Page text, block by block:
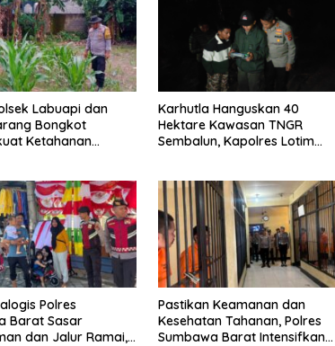
Labuapi dan
Bongkot
Ketahanan
Karhutla Hanguskan 40
Hektare Kawasan TNGR
Sembalun, Kapolres Lotim
Polres
Barat Sasar
dan Jalur Ramai,
Pastikan Keamanan dan
Kesehatan Tahanan, Polres
Sumbawa Barat Intensifkan